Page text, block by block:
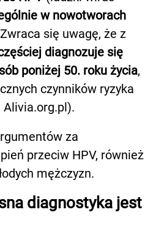
w nowotworach
się uwagę, że z
diagnozuje się
poniżej 50. roku życia,
czynników ryzyka
Alivia.org.pl).
za
przeciw HPV, również
mężczyzn.
diagnostyka jest